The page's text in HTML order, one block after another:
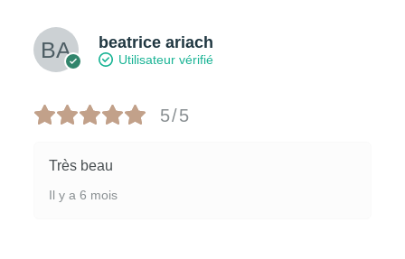
beatrice ariach
Utilisateur vérifié
5/5
Très beau
Il y a 6 mois